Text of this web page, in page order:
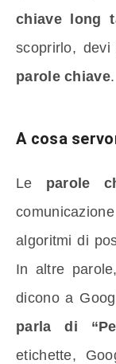
chiave long
scoprirlo,
parole chiave.
A cosa
Le parole
algoritmi di
In altre
dicono a
parla di
etichette,